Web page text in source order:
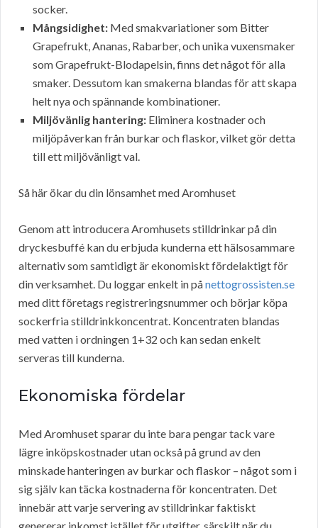
socker.
Mångsidighet: Med smakvariationer som Bitter
Grapefrukt, Ananas, Rabarber, och unika vuxensmaker
som Grapefrukt-Blodapelsin, finns det något för alla
smaker. Dessutom kan smakerna blandas för att skapa
helt nya och spännande kombinationer.
Miljövänlig hantering: Eliminera kostnader och
miljöpåverkan från burkar och flaskor, vilket gör detta
till ett miljövänligt val.
Så här ökar du din lönsamhet med Aromhuset
Genom att introducera Aromhusets stilldrinkar på din
dryckesbuffé kan du erbjuda kunderna ett hälsosammare
alternativ som samtidigt är ekonomiskt fördelaktigt för
din verksamhet. Du loggar enkelt in pånettogrossisten.se
med ditt företags registreringsnummer och börjar köpa
sockerfria stilldrinkkoncentrat. Koncentraten blandas
med vatten i ordningen 1+32 och kan sedan enkelt
serveras till kunderna.
Ekonomiska fördelar
Med Aromhuset sparar du inte bara pengar tack vare
lägre inköpskostnader utan också på grund av den
minskade hanteringen av burkar och flaskor – något som i
sig själv kan täcka kostnaderna för koncentraten. Det
innebär att varje servering av stilldrinkar faktiskt